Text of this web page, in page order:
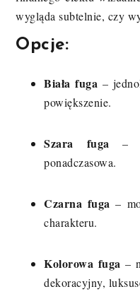
wygląda subtelnie, czy
Opcje:
Biała fuga –
powiększenie.
Szara fuga –
ponadczasowa.
Czarna fuga –
charakteru.
Kolorowa fuga –
dekoracyjny,